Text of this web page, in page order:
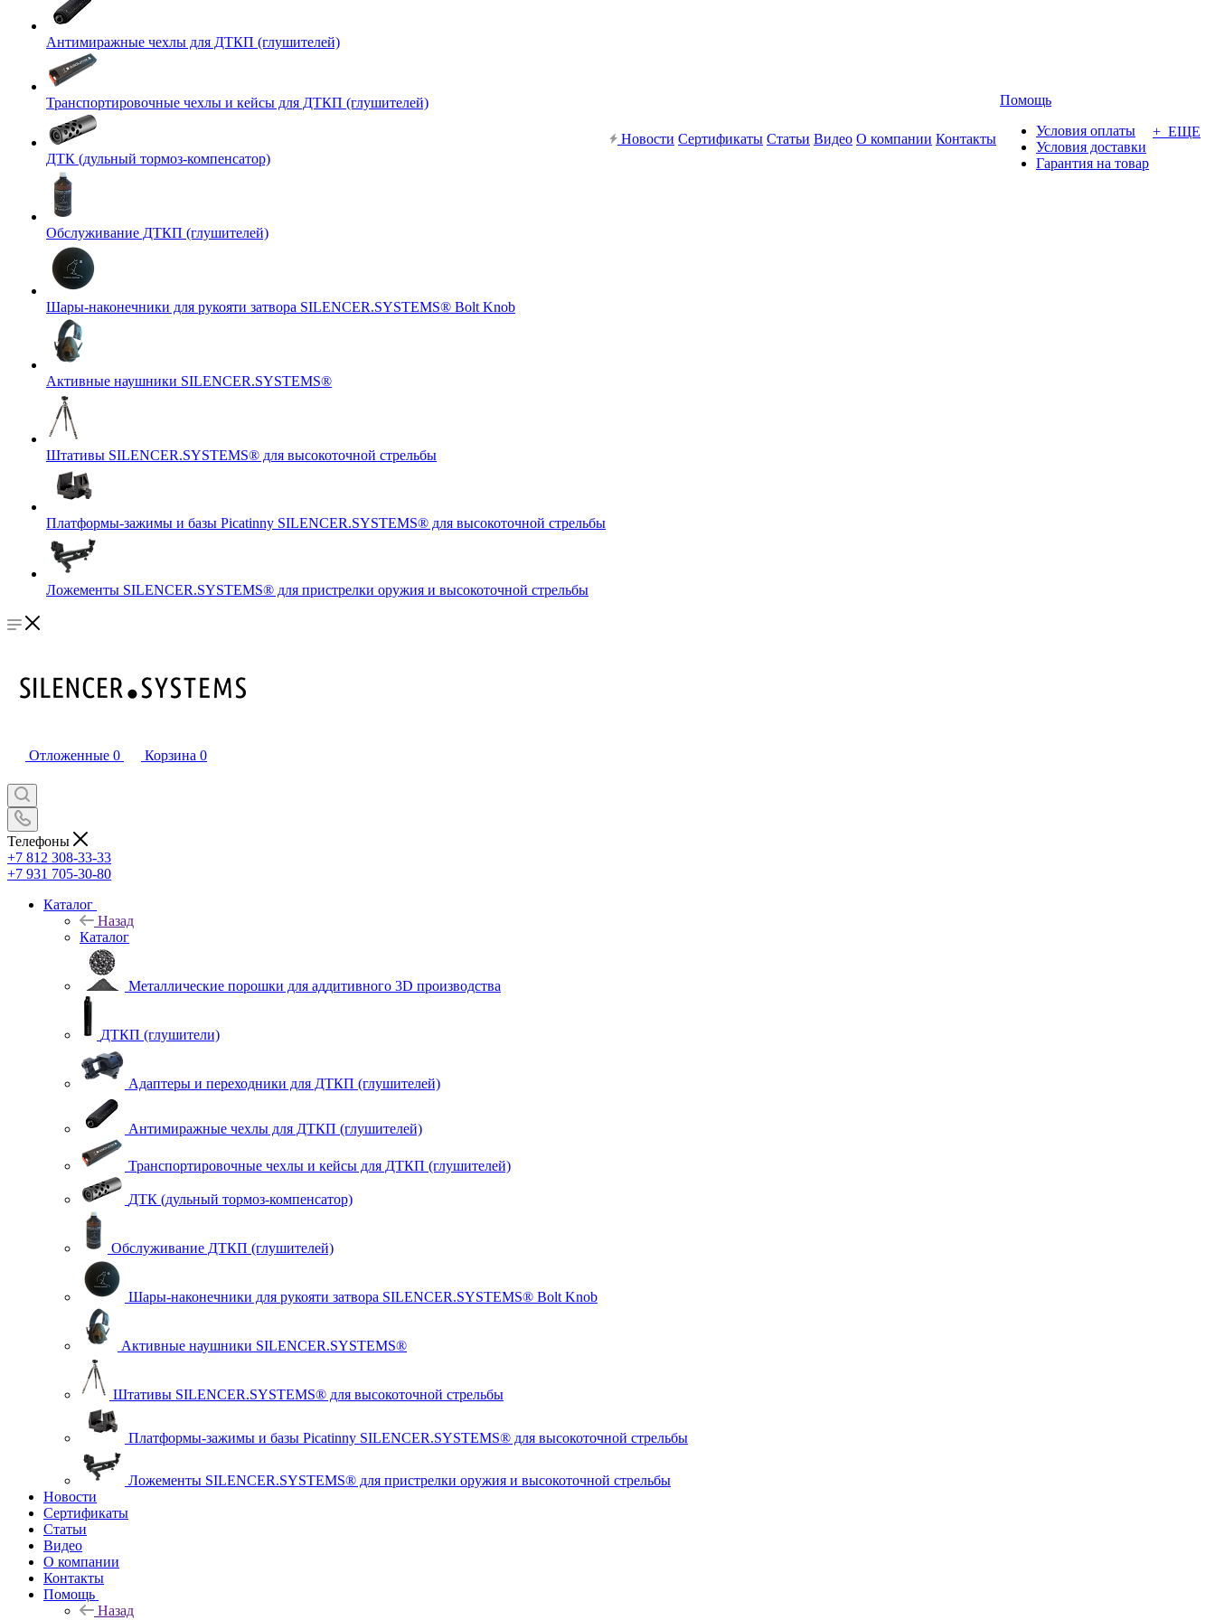
Антимиражные чехлы для ДТКП (глушителей)
Транспортировочные чехлы и кейсы для ДТКП (глушителей)
ДТК (дульный тормоз-компенсатор)
Обслуживание ДТКП (глушителей)
Шары-наконечники для рукояти затвора SILENCER.SYSTEMS® Bolt Knob
Активные наушники SILENCER.SYSTEMS®
Штативы SILENCER.SYSTEMS® для высокоточной стрельбы
Платформы-зажимы и базы Picatinny SILENCER.SYSTEMS® для высокоточной стрельбы
Ложементы SILENCER.SYSTEMS® для пристрелки оружия и высокоточной стрельбы
Новости Сертификаты Статьи Видео О компании Контакты
Помощь
Условия оплаты
Условия доставки
Гарантия на товар
+ ЕЩЕ
Отложенные 0 Корзина 0
Телефоны
+7 812 308-33-33
+7 931 705-30-80
Каталог
Назад
Каталог
Металлические порошки для аддитивного 3D производства
ДТКП (глушители)
Адаптеры и переходники для ДТКП (глушителей)
Антимиражные чехлы для ДТКП (глушителей)
Транспортировочные чехлы и кейсы для ДТКП (глушителей)
ДТК (дульный тормоз-компенсатор)
Обслуживание ДТКП (глушителей)
Шары-наконечники для рукояти затвора SILENCER.SYSTEMS® Bolt Knob
Активные наушники SILENCER.SYSTEMS®
Штативы SILENCER.SYSTEMS® для высокоточной стрельбы
Платформы-зажимы и базы Picatinny SILENCER.SYSTEMS® для высокоточной стрельбы
Ложементы SILENCER.SYSTEMS® для пристрелки оружия и высокоточной стрельбы
Новости
Сертификаты
Статьи
Видео
О компании
Контакты
Помощь
Назад